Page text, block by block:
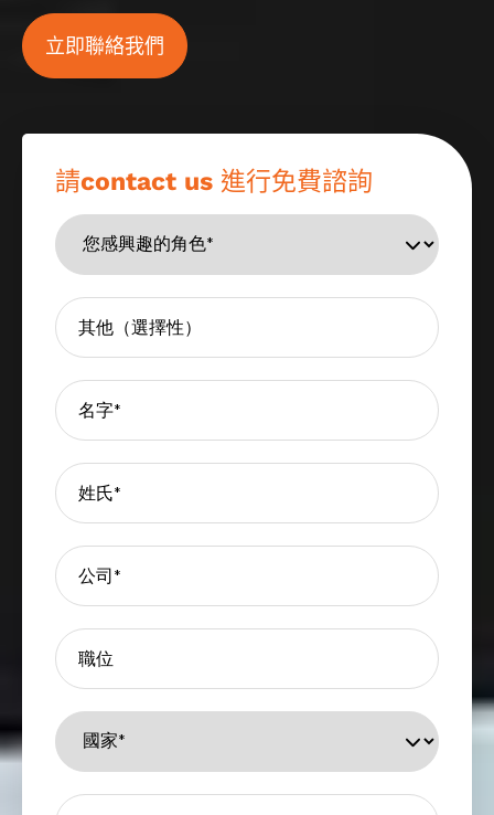
立即聯絡我們
請contact us 進行免費諮詢